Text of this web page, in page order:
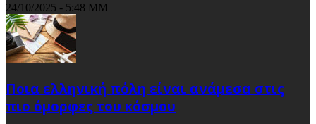
24/10/2025 - 5:48 ΜΜ
Ποια ελληνική πόλη είναι ανάμεσα στις
πιο όμορφες του κόσμου